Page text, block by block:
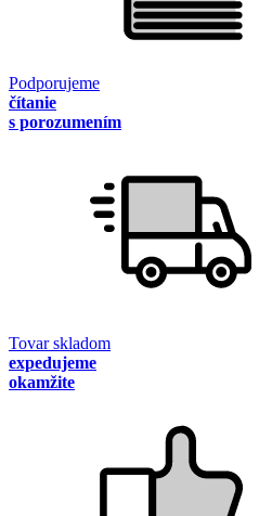
Podporujeme
čítanie
s porozumením
Tovar skladom
expedujeme
okamžite